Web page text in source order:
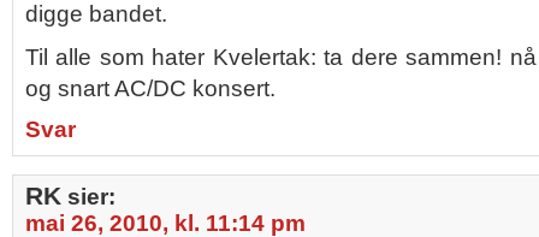
digge bandet.
Til alle som hater Kvelertak: ta dere sammen!
og snart AC/DC konsert.
Svar
RK sier:
mai 26, 2010, kl. 11:14 pm